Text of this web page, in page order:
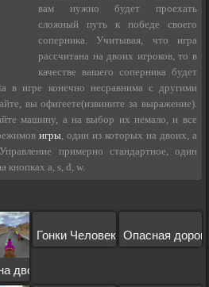
вам нужно будет проехать
сложный путь к победе своего
соперника. Учитывая, что игра
рассчитана на двоих игроков, то в
качестве вашего соперника будет
в игре конечно несравнима с другими
вы офигеете(извините за выражение).
машину, а на выбор их немало, и все
игры, один из которых на двоих, а
примерно стандартное, один
кнопках a, s, d, w.
двоих
Гонки Человек ПаукОпасная